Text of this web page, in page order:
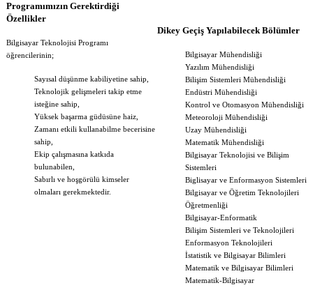
Programımızın Gerektirdiği
Özellikler
Bilgisayar Teknolojisi Programı
öğrencilerinin;
Sayısal düşünme kabiliyetine sahip,
Teknolojik gelişmeleri takip etme
isteğine sahip,
Yüksek başarma güdüsüne haiz,
Zamanı etkili kullanabilme becerisine
sahip,
Ekip çalışmasına katkıda
bulunabilen,
Sabırlı ve hoşgörülü kimseler
olmaları gerekmektedir.
Dikey Geçiş Yapılabilecek Bölümler
Bilgisayar Mühendisliği
Yazılım Mühendisliği
Bilişim Sistemleri Mühendisliği
Endüstri Mühendisliği
Kontrol ve Otomasyon Mühendisliği
Meteoroloji Mühendisliği
Uzay Mühendisliği
Matematik Mühendisliği
Bilgisayar Teknolojisi ve Bilişim
Sistemleri
Biglisayar ve Enformasyon Sistemleri
Bilgisayar ve Öğretim Teknolojileri
Öğretmenliği
Bilgisayar-Enformatik
Bilişim Sistemleri ve Teknolojileri
Enformasyon Teknolojileri
İstatistik ve Bilgisayar Bilimleri
Matematik ve Bilgisayar Bilimleri
Matematik-Bilgisayar